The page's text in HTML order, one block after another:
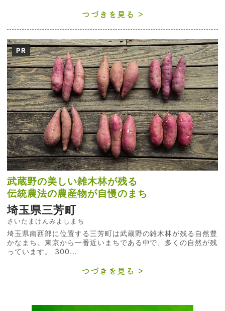
つづきを見る
PR
武蔵野の美しい雑木林が残る
伝統農法の農産物が自慢のまち
埼玉県三芳町
さいたまけんみよしまち
埼玉県南西部に位置する三芳町は武蔵野の雑木林が残る自然豊
かなまち。東京から一番近いまちである中で、多くの自然が残
っています。 300...
つづきを見る